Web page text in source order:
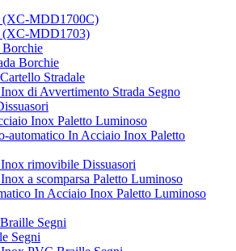
(XC-MDD1700C)
(XC-MDD1703)
Borchie
Borchie
Stradale
di Avvertimento Strada Segno
Inox Paletto Luminoso
automatico In Acciaio Inox Paletto
rimovibile Dissuasori
a scomparsa Paletto Luminoso
In Acciaio Inox Paletto Luminoso
Segni
Segni